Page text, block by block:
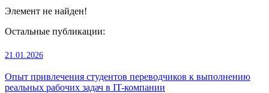
Элемент не найден!
Остальные публикации:
21.01.2026
Опыт привлечения студентов переводчиков к выполнению
реальных рабочих задач в IT-компании